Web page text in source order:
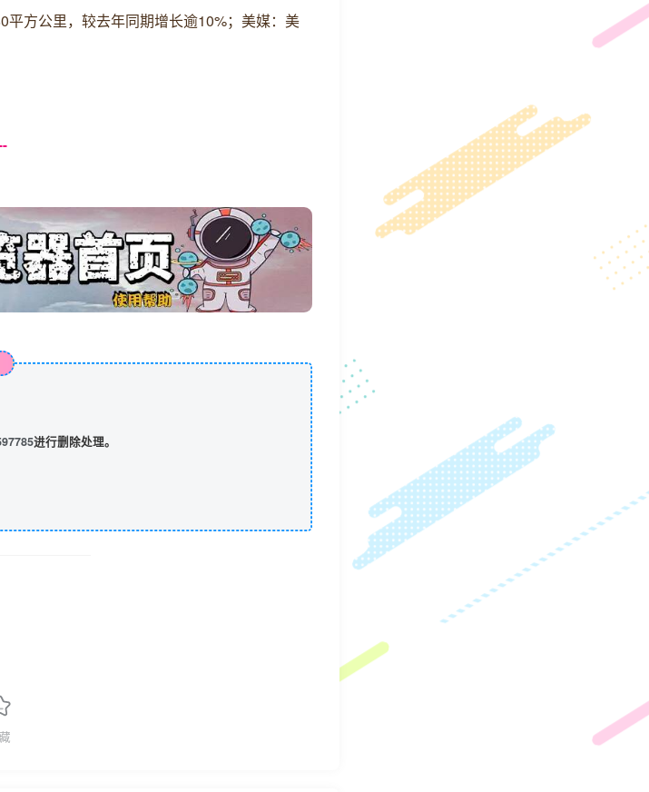
方公里，较去年同期增长逾10%；美媒：美
进行删除处理。